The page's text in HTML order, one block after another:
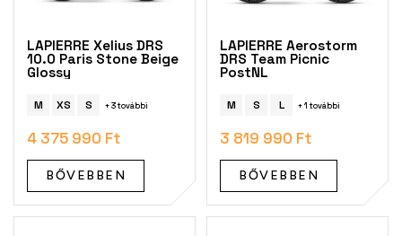
LAPIERRE Xelius DRS
10.0 Paris Stone Beige
Glossy
M XS S + 3 további
4 375 990 Ft
BŐVEBBEN
LAPIERRE Aerostorm
DRS Team Picnic
PostNL
M S L + 1 további
3 819 990 Ft
BŐVEBBEN